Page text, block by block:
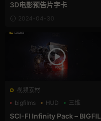
3D电影预告片字卡
2024-04-30
视频素材
bigfilms
HUD 三维
SCI-FI Infinity Pack – BIGFIL